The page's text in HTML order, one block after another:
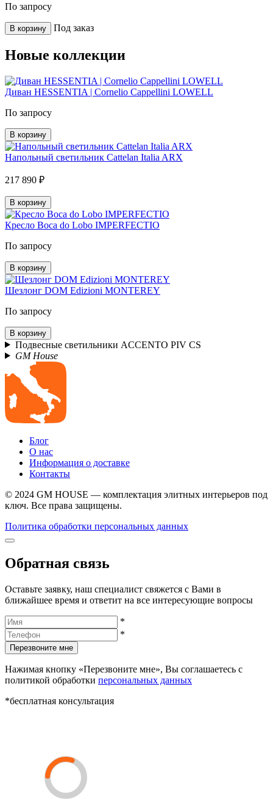
По запросу
В корзину Под заказ
Новые коллекции
Диван HESSENTIA | Cornelio Cappellini LOWELL
По запросу
В корзину
Напольный светильник Cattelan Italia ARX
217 890 ₽
В корзину
Кресло Boca do Lobo IMPERFECTIO
По запросу
В корзину
Шезлонг DOM Edizioni MONTEREY
По запросу
В корзину
Подвесные светильники ACCENTO PIV CS
GM House
Блог
О нас
Информация о доставке
Контакты
© 2024 GM HOUSE — комплектация элитных интерьеров под
ключ. Все права защищены.
Политика обработки персональных данных
Обратная связь
Оставьте заявку, наш специалист свяжется с Вами в
ближайшее время и ответит на все интересующие вопросы
*
*
Перезвоните мне
Нажимая кнопку «Перезвоните мне», Вы соглашаетесь с
политикой обработки персональных данных
*бесплатная консультация